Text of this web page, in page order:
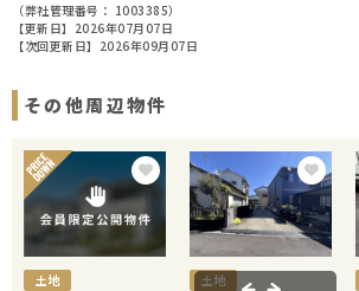
（弊社管理番号： 1003385）
【更新日】2026年07月07日
【次回更新日】2026年09月07日
その他周辺物件
土地 土地